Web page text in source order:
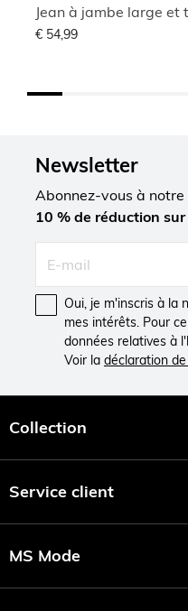
€ 54,99
Newsletter
Abonnez-vous à
10 % de réduction
Oui, je m'inscris à la
mes intérêts. Pour
données relatives à
Voir la déclaration
Collection
Service client
MS Mode